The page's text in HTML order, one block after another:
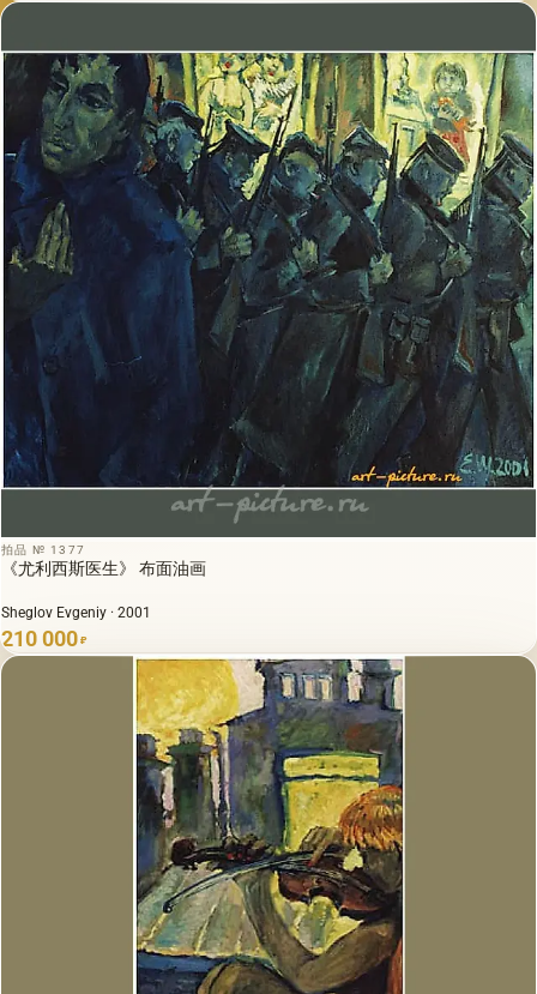
拍品 № 1377
《尤利西斯医生》 布面油画
Sheglov Evgeniy · 2001
210 000 ₽